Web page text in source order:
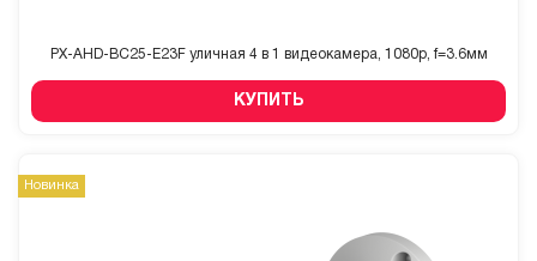
PX-AHD-BC25-E23F уличная 4 в 1 видеокамера, 1080p, f=3.6мм
КУПИТЬ
Новинка